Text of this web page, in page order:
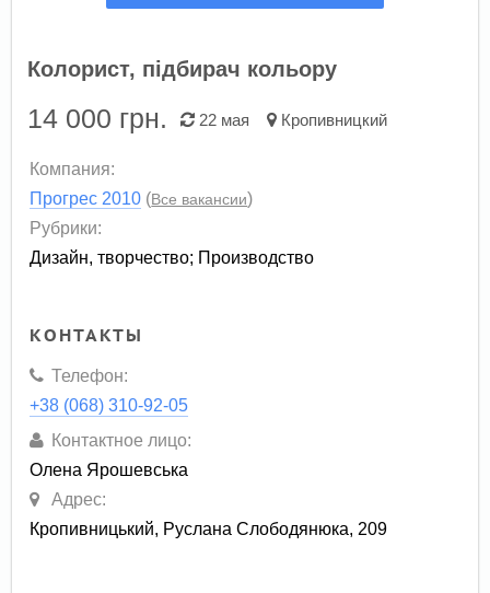
Колорист, підбирач кольору
14 000 грн. 22 мая Кропивницкий
Компания:
Прогрес 2010 (Все вакансии)
Рубрики:
Дизайн, творчество; Производство
КОНТАКТЫ
Телефон:
+38 (068) 310-92-05
Контактное лицо:
Олена Ярошевська
Адрес:
Кропивницький, Руслана Слободянюка, 209